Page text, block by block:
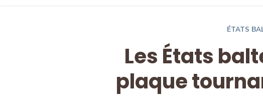
ÉTATS
Les États
plaque